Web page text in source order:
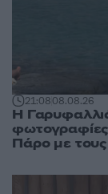
21:0808.08.26
Η
Πάρο με